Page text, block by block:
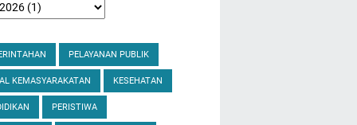
PELAYANAN PUBLIK
KEMASYARAKATAN KESEHATAN
PERISTIWA